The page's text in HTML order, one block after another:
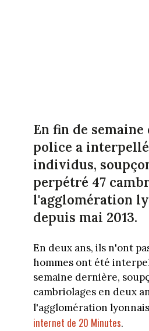
En fin de
police a
individus,
perpétré 47
l'agglomération
depuis mai 2013.
En deux ans, ils n'ont
hommes ont été
semaine dernière,
cambriolages en deux
l'agglomération
internet de 20 Minutes.